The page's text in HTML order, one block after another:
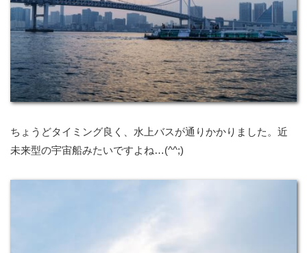
ちょうどタイミング良く、水上バスが通りかかりました。近
未来型の宇宙船みたいですよね…(^^;)